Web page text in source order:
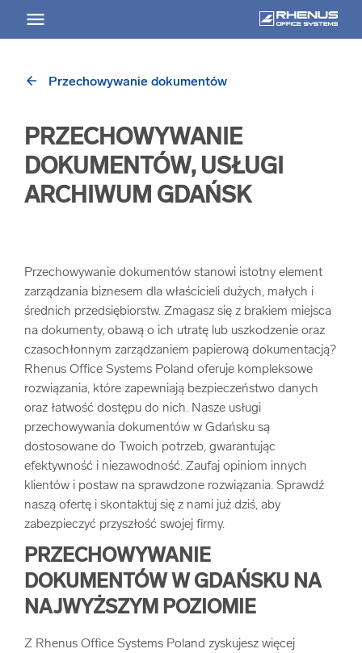
USŁUGI
Usługi Przegląd
Archiwizowanie dokumentów arrow_forward
Przechowywanie dokumentacji arrow_forward
Usługi digitalizacjyjne arrow_forward
Osuszanie dokumentów
Pozostałe usługi arrow_forward
arrow_back Przechowywanie dokumentów
PRZECHOWYWANIE
DOKUMENTÓW, USŁUGI
ARCHIWUM GDAŃSK
Przechowywanie dokumentów stanowi istotny element
zarządzania biznesem dla właścicieli dużych, małych i
średnich przedsiębiorstw. Zmagasz się z brakiem miejsca
na dokumenty, obawą o ich utratę lub uszkodzenie oraz
czasochłonnym zarządzaniem papierową dokumentacją?
Rhenus Office Systems Poland oferuje kompleksowe
rozwiązania, które zapewniają bezpieczeństwo danych
oraz łatwość dostępu do nich. Nasze usługi
przechowywania dokumentów w Gdańsku są
dostosowane do Twoich potrzeb, gwarantując
efektywność i niezawodność. Zaufaj opiniom innych
klientów i postaw na sprawdzone rozwiązania. Sprawdź
naszą ofertę i skontaktuj się z nami już dziś, aby
zabezpieczyć przyszłość swojej firmy.
PRZECHOWYWANIE
DOKUMENTÓW W GDAŃSKU NA
NAJWYŻSZYM POZIOMIE
Z Rhenus Office Systems Poland zyskujesz więcej